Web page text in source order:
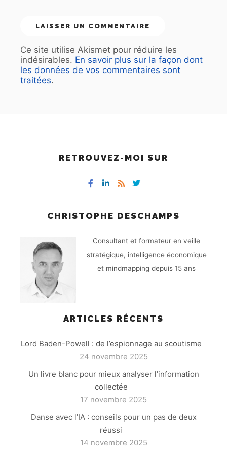
Ce site utilise Akismet pour réduire les
indésirables. En savoir plus sur la façon dont
les données de vos commentaires sont
traitées.
RETROUVEZ-MOI SUR
CHRISTOPHE DESCHAMPS
Consultant et formateur en veille
stratégique, intelligence économique
et mindmapping depuis 15 ans
ARTICLES RÉCENTS
Lord Baden-Powell : de l’espionnage au scoutisme
24 novembre 2025
Un livre blanc pour mieux analyser l’information
collectée
17 novembre 2025
Danse avec l’IA : conseils pour un pas de deux
réussi
14 novembre 2025